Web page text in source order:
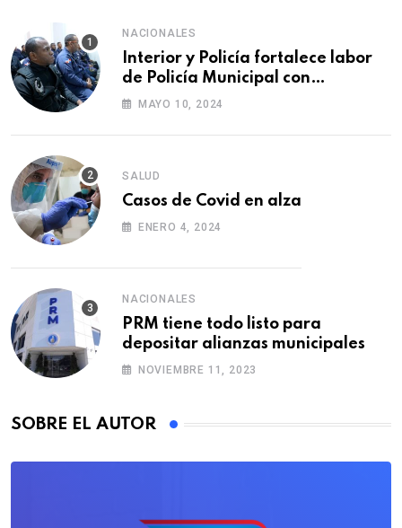
NACIONALES
Interior y Policía fortalece labor
de Policía Municipal con
formación de agentes
MAYO 10, 2024
SALUD
Casos de Covid en alza
ENERO 4, 2024
NACIONALES
PRM tiene todo listo para
depositar alianzas municipales
NOVIEMBRE 11, 2023
SOBRE EL AUTOR